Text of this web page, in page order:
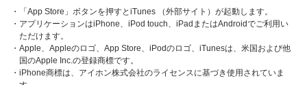
・「App Store」ボタンを押すとiTunes （外部サイト）が起動します。
・アプリケーションはiPhone、iPod touch、iPadまたはAndroidでご利用い
ただけます。
・Apple、Appleのロゴ、App Store、iPodのロゴ、iTunesは、米国および他
国のApple Inc.の登録商標です。
・iPhone商標は、アイホン株式会社のライセンスに基づき使用されていま